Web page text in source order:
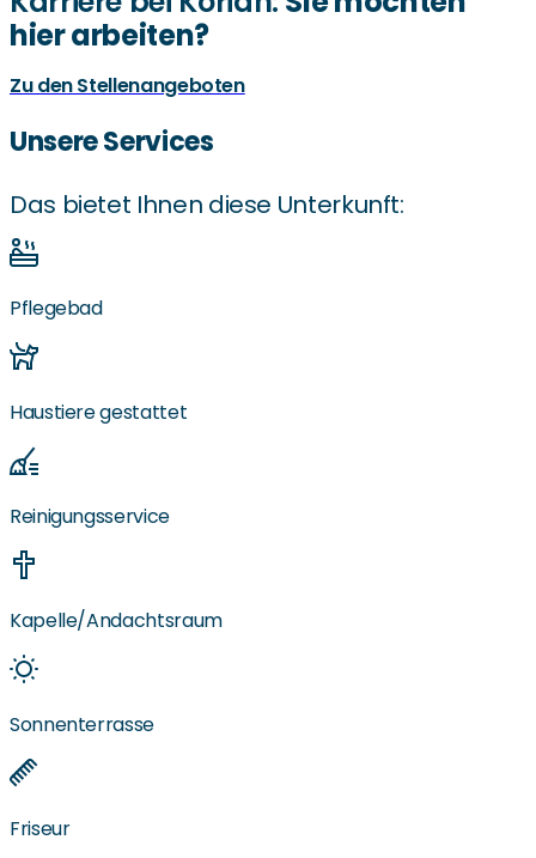
hier arbeiten?
Zu den Stellenangeboten
Unsere Services
Das bietet Ihnen diese Unterkunft:
Pflegebad
Haustiere gestattet
Reinigungsservice
Kapelle/Andachtsraum
Sonnenterrasse
Friseur